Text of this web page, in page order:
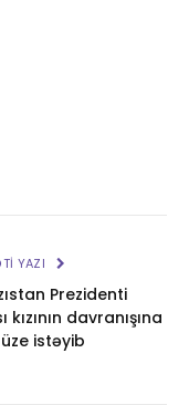
YAZI
Prezidenti
kızının davranışına
istəyib